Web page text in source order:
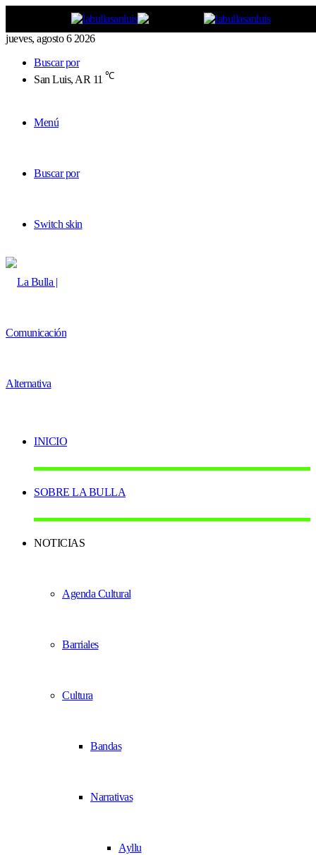
jueves, agosto 6 2026
Buscar por
San Luis, AR 11 ℃
Menú
Buscar por
Switch skin
INICIO
SOBRE LA BULLA
NOTICIAS
Agenda Cultural
Barriales
Cultura
Bandas
Narrativas
Ayllu